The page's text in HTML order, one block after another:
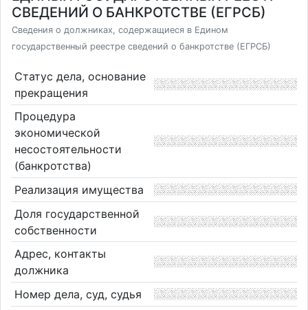
СВЕДЕНИЙ О БАНКРОТСТВЕ (ЕГРСБ)
Сведения о должниках, содержащиеся в Едином
государственный реестре сведений о банкротстве (ЕГРСБ)
Статус дела, основание
прекращения
Процедура
экономической
несостоятельности
(банкротства)
Реализация имущества
Доля государственной
собственности
Адрес, контакты
должника
Номер дела, суд, судья